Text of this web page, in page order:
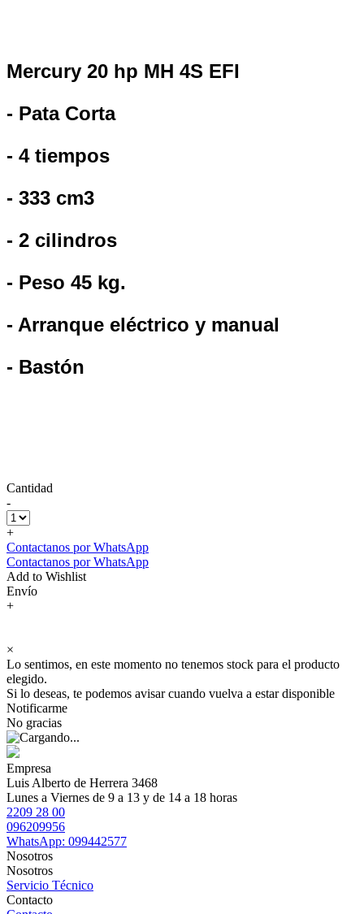
Mercury 20 hp MH 4S EFI
- Pata Corta
- 4 tiempos
- 333 cm3
- 2 cilindros
- Peso 45 kg.
- Arranque eléctrico y manual
- Bastón
Cantidad
-
+
Contactanos por WhatsApp
Contactanos por WhatsApp
Add to Wishlist
Envío
+
×
Lo sentimos, en este momento no tenemos stock para el producto
elegido.
Si lo deseas, te podemos avisar cuando vuelva a estar disponible
Notificarme
No gracias
Empresa
Luis Alberto de Herrera 3468
Lunes a Viernes de 9 a 13 y de 14 a 18 horas
2209 28 00
096209956
WhatsApp: 099442577
Nosotros
Nosotros
Servicio Técnico
Contacto